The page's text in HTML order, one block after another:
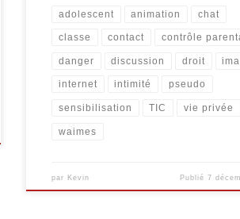
adolescent animation chat
classe contact contrôle
danger discussion droit
internet intimité pseudo
sensibilisation TIC vie privée
waimes
par Kevin Publié 7